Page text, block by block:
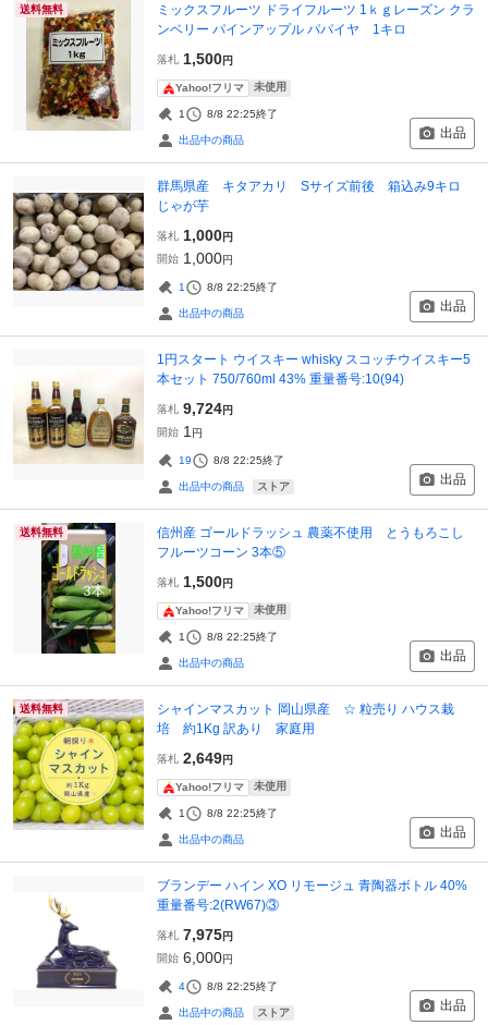
送料無料
ミックスフルーツ ドライフルーツ 1ｋｇレーズン クラ
ンベリー パインアップル パパイヤ 1キロ
落札 1,500円
Yahoo!フリマ 未使用
1 8/8 22:25終了
出品中の商品 出品
群馬県産 キタアカリ Sサイズ前後 箱込み9キロ
じゃが芋
落札 1,000円
開始 1,000円
1 8/8 22:25終了
出品中の商品 出品
1円スタート ウイスキー whisky スコッチウイスキー5
本セット 750/760ml 43% 重量番号:10(94)
落札 9,724円
開始 1 円
19 8/8 22:25終了
出品中の商品 ストア 出品
送料無料
信州産 ゴールドラッシュ 農薬不使用 とうもろこし
フルーツコーン 3本⑤
落札 1,500円
Yahoo!フリマ 未使用
1 8/8 22:25終了
出品中の商品 出品
送料無料
シャインマスカット 岡山県産 ☆ 粒売り ハウス栽
培 約1Kg 訳あり 家庭用
落札 2,649円
Yahoo!フリマ 未使用
1 8/8 22:25終了
出品中の商品 出品
ブランデー ハイン XO リモージュ 青陶器ボトル 40%
重量番号:2(RW67)③
落札 7,975円
開始 6,000円
4 8/8 22:25終了
出品中の商品 ストア 出品